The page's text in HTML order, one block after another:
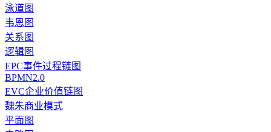
泳道图
韦恩图
关系图
逻辑图
EPC事件过程链图
BPMN2.0
EVC企业价值链图
魏朱商业模式
平面图